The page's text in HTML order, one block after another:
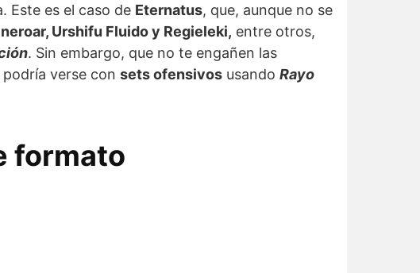
Este es el caso de Eternatus, que, aunque no se
Urshifu Fluido y Regieleki, entre otros,
. Sin embargo, que no te engañen las
verse con sets ofensivos usando Rayo
formato